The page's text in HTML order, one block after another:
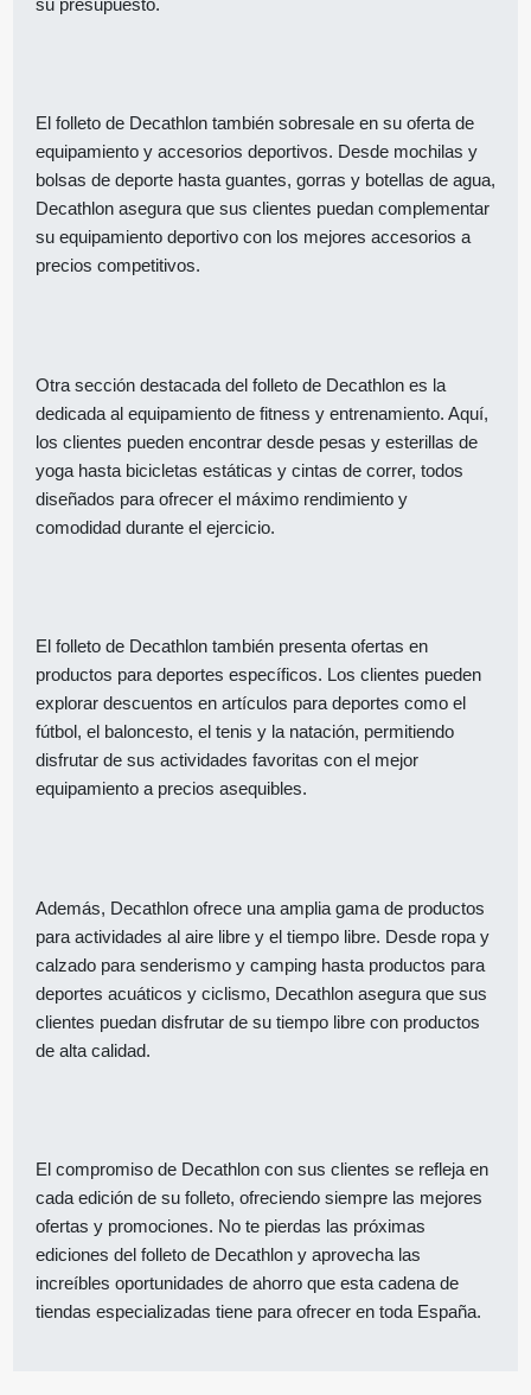
El folleto de Decathlon también sobresale en su oferta de
equipamiento y accesorios deportivos. Desde mochilas y
bolsas de deporte hasta guantes, gorras y botellas de agua,
Decathlon asegura que sus clientes puedan complementar
su equipamiento deportivo con los mejores accesorios a
precios competitivos.
Otra sección destacada del folleto de Decathlon es la
dedicada al equipamiento de fitness y entrenamiento. Aquí,
los clientes pueden encontrar desde pesas y esterillas de
yoga hasta bicicletas estáticas y cintas de correr, todos
diseñados para ofrecer el máximo rendimiento y
comodidad durante el ejercicio.
El folleto de Decathlon también presenta ofertas en
productos para deportes específicos. Los clientes pueden
explorar descuentos en artículos para deportes como el
fútbol, el baloncesto, el tenis y la natación, permitiendo
disfrutar de sus actividades favoritas con el mejor
equipamiento a precios asequibles.
Además, Decathlon ofrece una amplia gama de productos
para actividades al aire libre y el tiempo libre. Desde ropa y
calzado para senderismo y camping hasta productos para
deportes acuáticos y ciclismo, Decathlon asegura que sus
clientes puedan disfrutar de su tiempo libre con productos
de alta calidad.
El compromiso de Decathlon con sus clientes se refleja en
cada edición de su folleto, ofreciendo siempre las mejores
ofertas y promociones. No te pierdas las próximas
ediciones del folleto de Decathlon y aprovecha las
increíbles oportunidades de ahorro que esta cadena de
tiendas especializadas tiene para ofrecer en toda España.